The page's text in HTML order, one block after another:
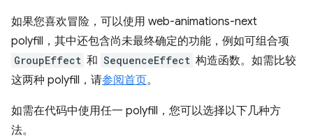
如果您喜欢冒险，可以使用 web-animations-next
polyfill，其中还包含尚未最终确定的功能，例如可组合项
GroupEffect 和 SequenceEffect 构造函数。如需比较
这两种 polyfill，请参阅首页。
如需在代码中使用任一 polyfill，您可以选择以下几种方
法。